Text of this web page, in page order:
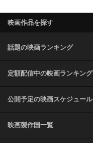
映画作品を探す
話題の映画ランキング
定額配信中の映画ランキング
公開予定の映画スケジュール
映画製作国一覧